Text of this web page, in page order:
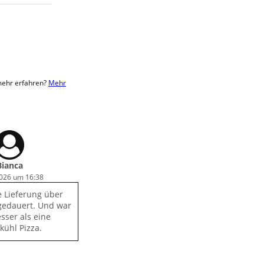
erfahren? Mehr
um 16:38
Lieferung über
Und war
als eine
Pizza.